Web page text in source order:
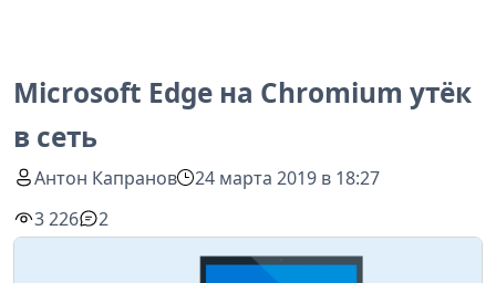
Microsoft Edge на Chromium утёк
в сеть
Антон Капранов
24 марта 2019 в 18:27
3 226
2